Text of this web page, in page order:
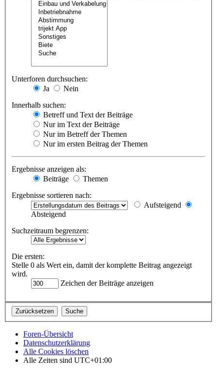
Unterforen durchsuchen:
Ja
Nein
Innerhalb suchen:
Betreff und Text der Beiträge
Nur im Text der Beiträge
Nur im Betreff der Themen
Nur im ersten Beitrag der Themen
Ergebnisse anzeigen als:
Beiträge
Themen
Ergebnisse sortieren nach:
Aufsteigend
Absteigend
Suchzeitraum begrenzen:
Die ersten:
Stelle 0 als Wert ein, damit der komplette Beitrag angezeigt
wird.
Zeichen der Beiträge anzeigen
Foren-Übersicht
Datenschutzerklärung
Alle Cookies löschen
Alle Zeiten sind UTC+01:00